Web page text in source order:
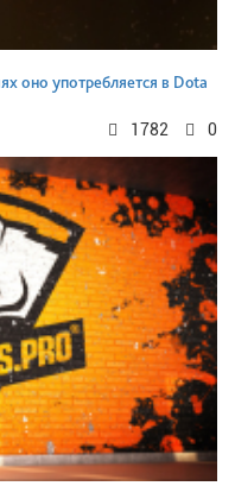
оно употребляется в Dota
0
1782